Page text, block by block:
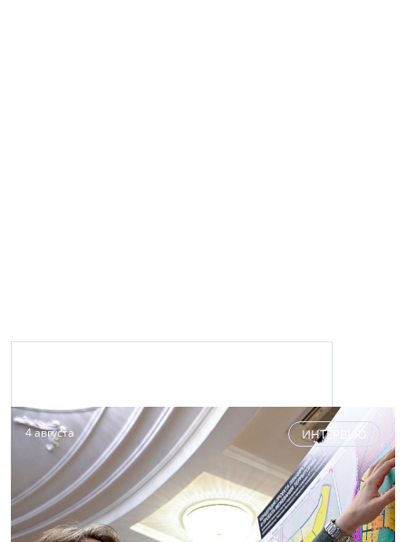
4 августа ИНТЕРВЬЮ